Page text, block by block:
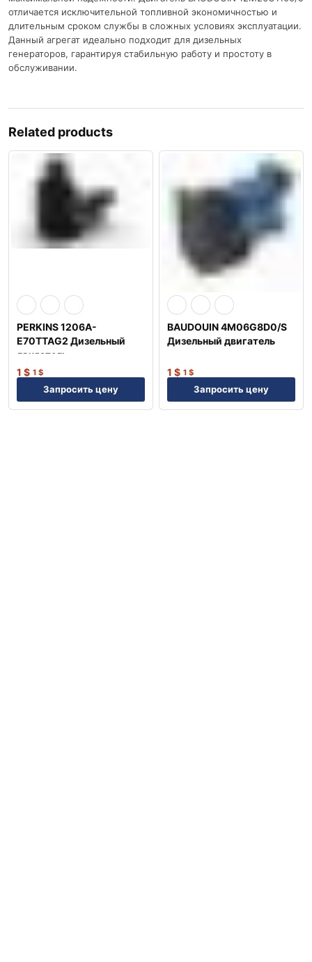
отличается исключительной топливной экономичностью и
длительным сроком службы в сложных условиях эксплуатации.
Данный агрегат идеально подходит для дизельных
генераторов, гарантируя стабильную работу и простоту в
обслуживании.
Related products
PERKINS 1206A-
E70TTAG2 Дизельный
двигатель
1 $ 1 $
Запросить цену
BAUDOUIN 4M06G8D0/S
Дизельный двигатель
1 $ 1 $
Запросить цену